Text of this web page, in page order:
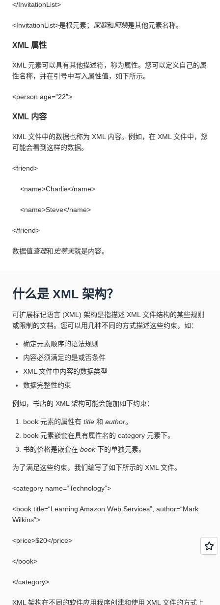
</InvitationList>
<InvitationList>是根元素； 家庭和阿姨是其他元素名称。
XML 属性
XML 元素可以具有其他描述符，称为属性。您可以定义自己的属
性名称，并在引号中写入属性值，如下所示。
<person age="22">
XML 内容
XML 文件中的数据也称为 XML 内容。例如，在 XML 文件中，您
可能会看到这样的数据。
<friend>
<name>Charlie</name>
<name>Steve</name>
</friend>
数据值查理和 史蒂夫就是内容。
什么是 XML 架构？
可扩展标记语言 (XML) 架构是指描述 XML 文件结构的某些规则
或限制的文档。您可以用几种不同的方式描述这些约束，如：
确定元素顺序的语法规则
内容必须满足的是或否条件
XML 文件中内容的数据类型
数据完整性约束
例如，书店的 XML 架构可能会施加如下约束：
book 元素的属性有 title 和 author。
book 元素嵌套在具有属性名的 category 元素下。
书的价格是嵌套在 book下的单独元素。
为了满足这些约束，我们编写了如下所示的 XML 文件。
<category name=“Technology”>
<book title=“Learning Amazon Web Services”, author=“Mark
Wilkins”>
<price>$20</price>
</book>
</category>
XML 架构在不同的软件应用程序创建和使用 XML 文件的方式上